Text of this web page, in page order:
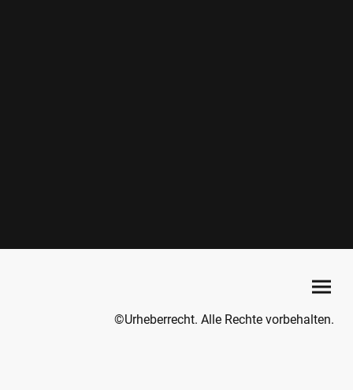
©Urheberrecht. Alle Rechte vorbehalten.